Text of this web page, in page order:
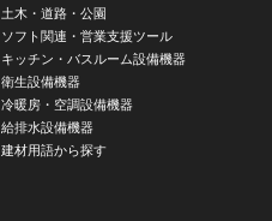
土木・道路・公園
ソフト関連・営業支援ツール
キッチン・バスルーム設備機器
衛生設備機器
冷暖房・空調設備機器
給排水設備機器
建材用語から探す